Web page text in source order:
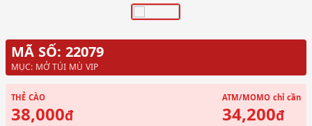
MÃ SỐ: 22079
MỤC: MỞ TÚI MÙ VIP
THẺ CÀO
38,000đ
ATM/MOMOchỉ cần
34,200đ